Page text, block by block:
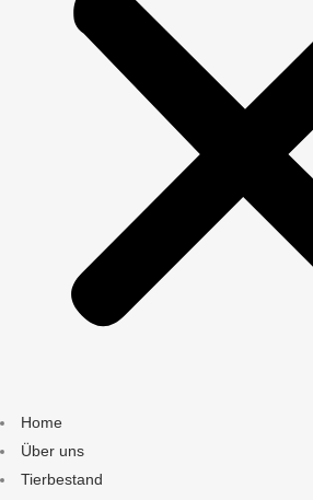
Home
Über uns
Tierbestand